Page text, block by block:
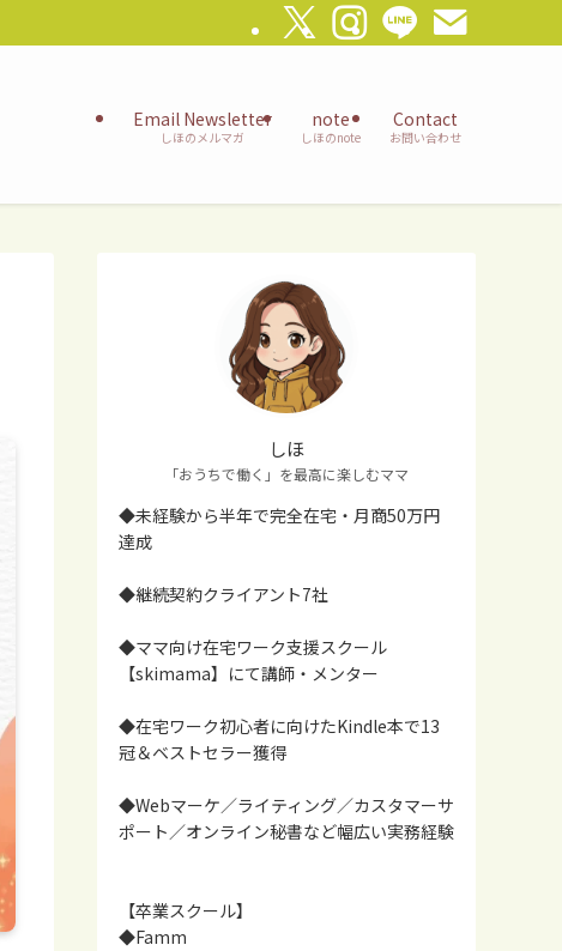
Email Newsletter
しほのメルマガ
note
しほのnote
Contact
お問い合わせ
しほ
「おうちで働く」を最高に楽しむママ
◆未経験から半年で完全在宅・月商50万円
達成
◆継続契約クライアント7社
◆ママ向け在宅ワーク支援スクール
【skimama】にて講師・メンター
◆在宅ワーク初心者に向けたKindle本で13
冠＆ベストセラー獲得
◆Webマーケ／ライティング／カスタマーサ
ポート／オンライン秘書など幅広い実務経験
【卒業スクール】
◆Famm